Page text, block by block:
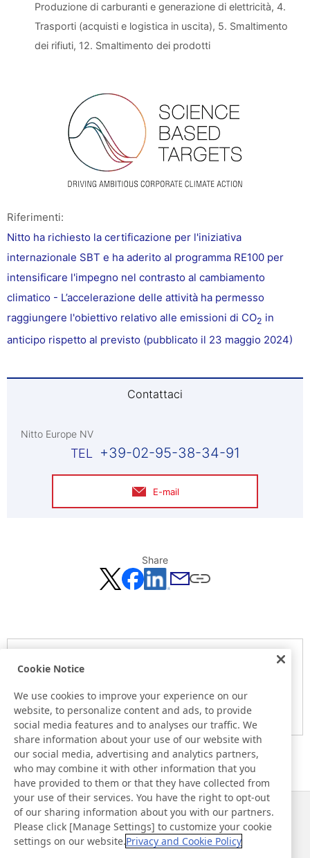
Produzione di carburanti e generazione di elettricità, 4.
Trasporti (acquisti e logistica in uscita), 5. Smaltimento
dei rifiuti, 12. Smaltimento dei prodotti
Riferimenti:
Nitto ha richiesto la certificazione per l'iniziativa
internazionale SBT e ha aderito al programma RE100 per
intensificare l'impegno nel contrasto al cambiamento
climatico - L’accelerazione delle attività ha permesso
raggiungere l'obiettivo relativo alle emissioni di CO2 in
anticipo rispetto al previsto (pubblicato il 23 maggio 2024)
Contattaci
Nitto Europe NV
+39-02-95-38-34-91
E-mail
Share
Here is the information at the release day. This information
may be different from the information at other medias.
Please be forewarned.
Notizie
Contatti
Domande frequenti
Cookie Notice
We use cookies to improve your experience on our
website, to personalize content and ads, to provide
social media features and to analyses our traffic. We
share information about your use of our website with
our social media, advertising and analytics partners,
who may combine it with other information that you
have provided to them or that they have collected from
your use of their services. You have the right to opt-out
of our sharing information about you with our partners.
Please click [Manage Settings] to customize your cookie
settings on our website.Privacy and Cookie Policy